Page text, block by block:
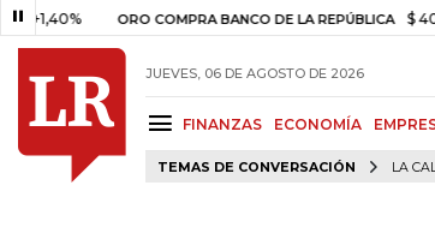
ORO COMPRA BANCO DE LA REPÚBLICA $
JUEVES, 06 DE AGOSTO DE 2026
FINANZAS ECONOMÍA
TEMAS DE CONVERSACIÓN LA